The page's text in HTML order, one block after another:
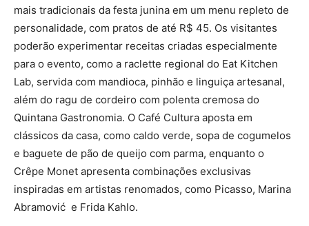
mais tradicionais da festa junina em um menu repleto de
personalidade, com pratos de até R$ 45. Os visitantes
poderão experimentar receitas criadas especialmente
para o evento, como a raclette regional do Eat Kitchen
Lab, servida com mandioca, pinhão e linguiça artesanal,
além do ragu de cordeiro com polenta cremosa do
Quintana Gastronomia. O Café Cultura aposta em
clássicos da casa, como caldo verde, sopa de cogumelos
e baguete de pão de queijo com parma, enquanto o
Crêpe Monet apresenta combinações exclusivas
inspiradas em artistas renomados, como Picasso, Marina
Abramović e Frida Kahlo.